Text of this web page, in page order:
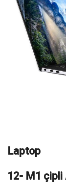
Laptop
12- M1 çipli